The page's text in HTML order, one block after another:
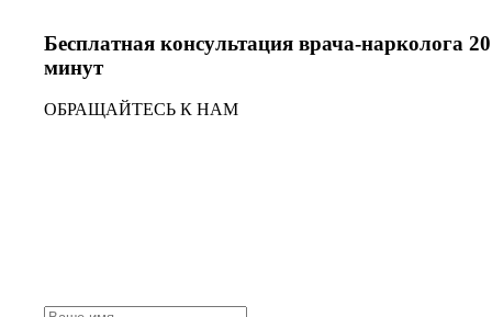
Бесплатная консультация врача-нарколога 20
минут
ОБРАЩАЙТЕСЬ К НАМ